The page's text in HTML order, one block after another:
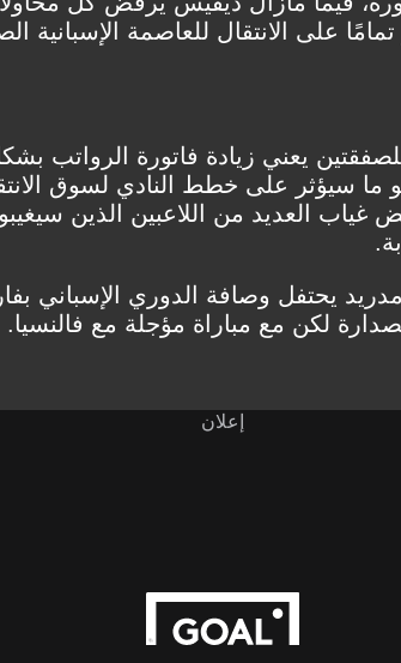
على الانتقال للعاصمة الإسبانية
يعني زيادة فاتورة الرواتب
ما سيؤثر على خطط النادي لسوق
غياب العديد من اللاعبين الذين
لكن مع مباراة مؤجلة مع فالنسيا.
إعلان